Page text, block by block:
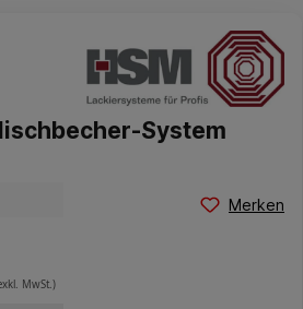
System
MwSt.)
Merken